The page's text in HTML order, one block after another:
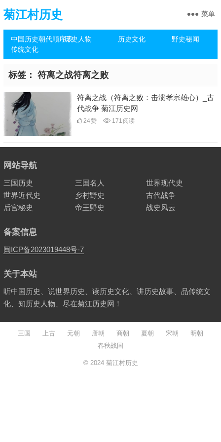
菊江村历史
中国历史朝代顺序表历史人物 历史文化
野史秘闻
传统文化
菜单
标签： 符离之战符离之败
符离之战（符离之败：击溃孝宗雄心）_古
代战争 菊江历史网
24赞 171 阅读
网站导航
三国历史 三国名人
世界现代史
世界近代史
乡村野史
古代战争
后宫秘史
帝王野史 战史风云
备案信息
闽ICP备2023019448号-7
关于本站
听中国历史、说世界历史、读历史文化、讲历史故事、品传统文
化、知历史人物、尽在菊江历史网！
三国 上古 元朝 唐朝 商朝 夏朝 宋朝
明朝
春秋战国
© 2024 菊江村历史